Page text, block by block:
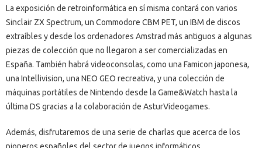
La exposición de retroinformática en sí misma contará con varios
Sinclair ZX Spectrum, un Commodore CBM PET, un IBM de discos
extraíbles y desde los ordenadores Amstrad más antiguos a algunas
piezas de colección que no llegaron a ser comercializadas en
España. También habrá videoconsolas, como una Famicon japonesa,
una Intellivision, una NEO GEO recreativa, y una colección de
máquinas portátiles de Nintendo desde la Game&Watch hasta la
última DS gracias a la colaboración de AsturVideogames.
Además, disfrutaremos de una serie de charlas que acerca de los